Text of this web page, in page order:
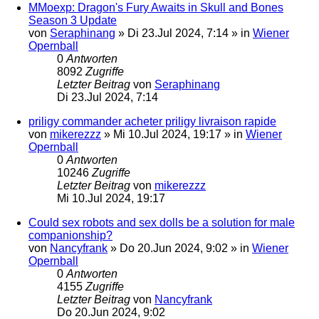
MMoexp: Dragon's Fury Awaits in Skull and Bones
Season 3 Update
von Seraphinang » Di 23.Jul 2024, 7:14 » in Wiener
Opernball
0 Antworten
8092 Zugriffe
Letzter Beitrag von Seraphinang
Di 23.Jul 2024, 7:14
priligy commander acheter priligy livraison rapide
von mikerezzz » Mi 10.Jul 2024, 19:17 » in Wiener
Opernball
0 Antworten
10246 Zugriffe
Letzter Beitrag von mikerezzz
Mi 10.Jul 2024, 19:17
Could sex robots and sex dolls be a solution for male
companionship?
von Nancyfrank » Do 20.Jun 2024, 9:02 » in Wiener
Opernball
0 Antworten
4155 Zugriffe
Letzter Beitrag von Nancyfrank
Do 20.Jun 2024, 9:02